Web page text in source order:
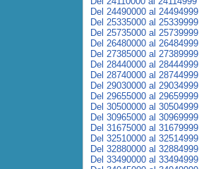
Del 24490000 al 24494999
Del 25335000 al 25339999
Del 25735000 al 25739999
Del 26480000 al 26484999
Del 27385000 al 27389999
Del 28440000 al 28444999
Del 28740000 al 28744999
Del 29030000 al 29034999
Del 29655000 al 29659999
Del 30500000 al 30504999
Del 30965000 al 30969999
Del 31675000 al 31679999
Del 32510000 al 32514999
Del 32880000 al 32884999
Del 33490000 al 33494999